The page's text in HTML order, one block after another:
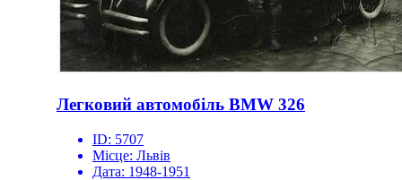
Легковий автомобіль BMW 326
ID: 5707
Місце: Львів
Дата: 1948-1951